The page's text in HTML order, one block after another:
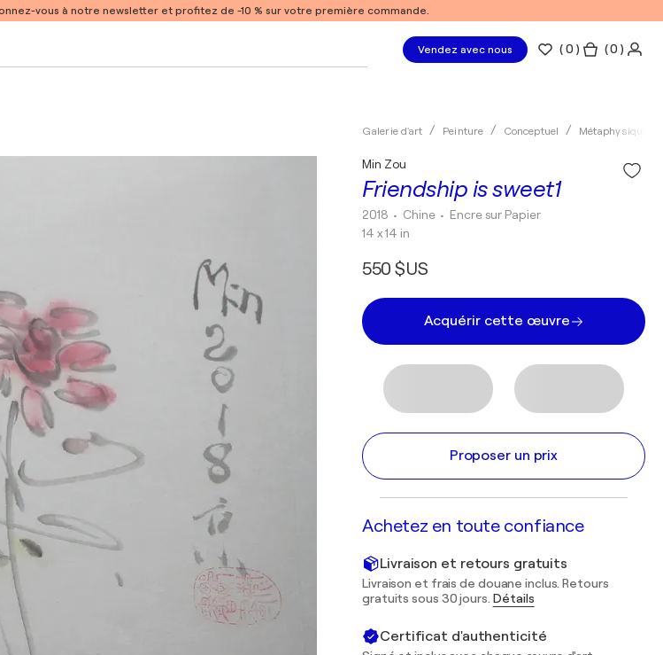
vous à notre newsletter et profitez de -10 % sur votre première commande.
Vendez avec nous (0 ) ( 0 )
Galerie d'art Peinture Conceptuel Métaphysique
Friendship is sweet1
Min Zou
2018 • Chine • Encre sur Papier
14 x 14 in
550 $US
Acquérir cette œuvre
Proposer un prix
Achetez en toute confiance
Livraison et retours gratuits
Livraison et frais de douane inclus. Retours
gratuits sous 30 jours. Détails
Certificat d'authenticité